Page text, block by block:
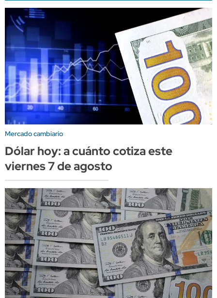
Mercado cambiario
Dólar hoy: a cuánto cotiza este
viernes 7 de agosto